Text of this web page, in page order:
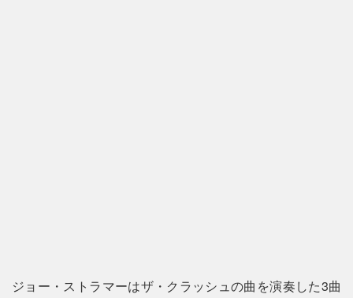
ジョー・ストラマーはザ・クラッシュの曲を演奏した3曲